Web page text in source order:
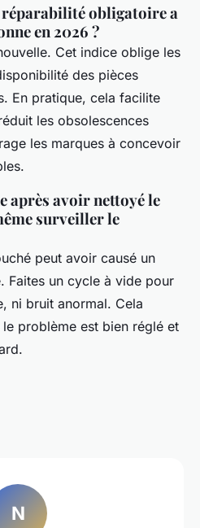
réparabilité obligatoire a
en 2026 ?
Cet indice oblige les
des pièces
En pratique, cela facilite
les obsolescences
les marques à concevoir
après avoir nettoyé le
surveiller le
peut avoir causé un
Faites un cycle à vide pour
ni bruit anormal. Cela
le problème est bien réglé et
N